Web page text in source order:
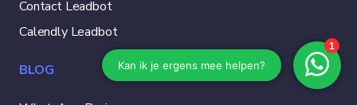
Contact Leadbot
Calendly Leadbot
BLOG